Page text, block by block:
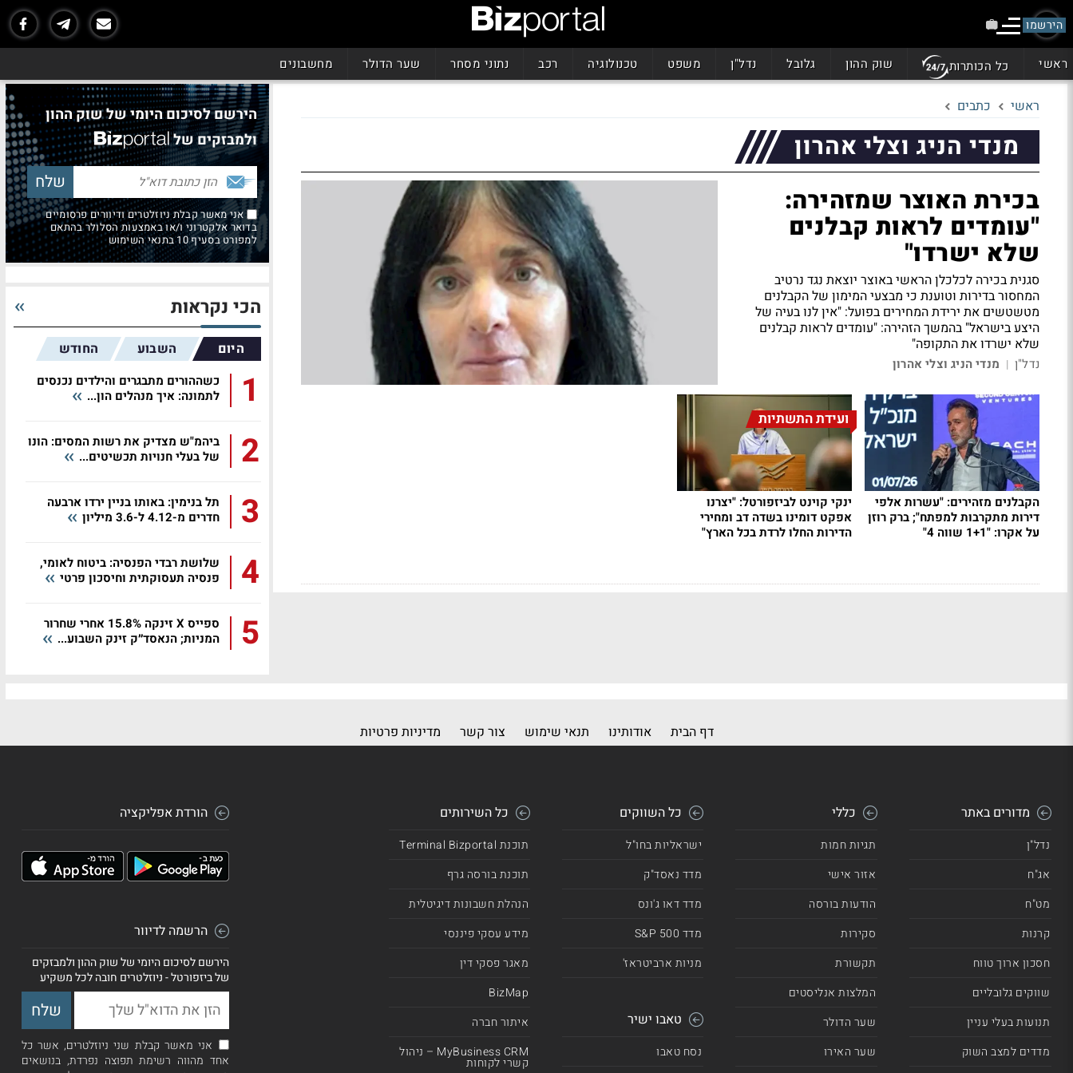
הירשמו
ראשי כל הכותרות שוק ההון גלובל נדל"ן משפט טכנולוגיה רכב נתוני מסחר שער הדולר מחשבונים
ראשי כתבים
מנדי הניג וצלי אהרון
בכירת האוצר שמזהירה:
"עומדים לראות קבלנים
שלא ישרדו"
סגנית בכירה לכלכלן הראשי באוצר יוצאת נגד נרטיב
המחסור בדירות וטוענת כי מבצעי המימון של הקבלנים
מטשטשים את ירידת המחירים בפועל: "אין לנו בעיה של
היצע בישראל" בהמשך הזהירה: "עומדים לראות קבלנים
שלא ישרדו את התקופה"
נדל"ן | מנדי הניג וצלי אהרון
הקבלנים מזהירים: "עשרות אלפי
דירות מתקרבות למפתח"; ברק רוזן
על אקרו: "1+1 שווה 4"
ועידת התשתיות
ינקי קוינט לביזפורטל: "יצרנו
אפקט דומינו בשדה דב ומחירי
הדירות החלו לרדת בכל הארץ"
הירשם לסיכום היומי של שוק ההון
ולמבזקים של
אני מאשר קבלת ניוזלטרים ודיוורים פרסומיים
בדואר אלקטרוני ו/או באמצעות הסלולר בהתאם
למפורט בסעיף 10 בתנאי השימוש
הכי נקראות
היום השבוע החודש
1
כשההורים מתבגרים והילדים נכנסים
לתמונה: איך מנהלים הון...
2
ביהמ"ש מצדיק את רשות המסים: הונו
של בעלי חנויות תכשיטים...
3
תל בנימין: באותו בניין ירדו ארבעה
חדרים מ-4.12 ל-3.6 מיליון
4
שלושת רבדי הפנסיה: ביטוח לאומי,
פנסיה תעסוקתית וחיסכון פרטי
5
ספייס X זינקה 15.8% אחרי שחרור
המניות; הנאסד״ק זינק השבוע...
דף הבית אודותינו תנאי שימוש צור קשר מדיניות פרטיות
מדורים באתר
נדל"ן
אג"ח
מט"ח
קרנות
חסכון ארוך טווח
שווקים גלובליים
תנועות בעלי עניין
מדדים למצב השוק
כללי
תגיות חמות
אזור אישי
הודעות בורסה
סקירות
תקשורת
המלצות אנליסטים
שער הדולר
שער האירו
כל השווקים
ישראליות בחו"ל
מדד נאסד"ק
מדד דאו ג'ונס
מדד 500 S&P
מניות ארביטראז'
טאבו ישיר
נסח טאבו
כל השירותים
תוכנת Terminal Bizportal
תוכנת בורסה גרף
הנהלת חשבונות דיגיטלית
מידע עסקי פיננסי
מאגר פסקי דין
BizMap
איתור חברה
MyBusiness CRM – ניהול
קשרי לקוחות
הורדת אפליקציה
הרשמה לדיוור
הירשם לסיכום היומי של שוק ההון ולמבזקים
של ביזפורטל - ניוזלטרים חובה לכל משקיע
אני מאשר קבלת שני ניוזלטרים, אשר כל
אחד מהווה רשימת תפוצה נפרדת, בנושאים